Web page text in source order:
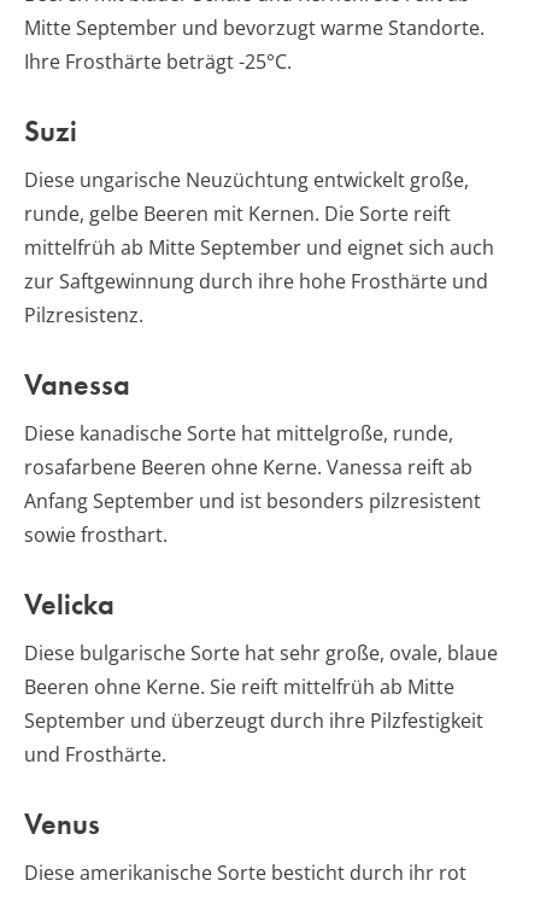
Mitte September und bevorzugt warme Standorte.
Ihre Frosthärte beträgt -25°C.
Suzi
Diese ungarische Neuzüchtung entwickelt große,
runde, gelbe Beeren mit Kernen. Die Sorte reift
mittelfrüh ab Mitte September und eignet sich auch
zur Saftgewinnung durch ihre hohe Frosthärte und
Pilzresistenz.
Vanessa
Diese kanadische Sorte hat mittelgroße, runde,
rosafarbene Beeren ohne Kerne. Vanessa reift ab
Anfang September und ist besonders pilzresistent
sowie frosthart.
Velicka
Diese bulgarische Sorte hat sehr große, ovale, blaue
Beeren ohne Kerne. Sie reift mittelfrüh ab Mitte
September und überzeugt durch ihre Pilzfestigkeit
und Frosthärte.
Venus
Diese amerikanische Sorte besticht durch ihr rot